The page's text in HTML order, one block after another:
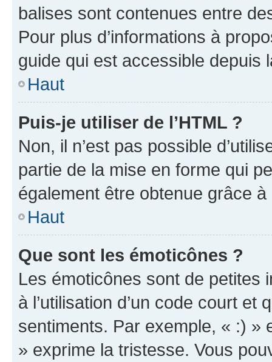
balises sont contenues entre
Pour plus d’informations à
guide qui est accessible depuis
Haut
Puis-je utiliser de l’HTML ?
Non, il n’est pas possible
partie de la mise en forme qui
également être obtenue grâce à
Haut
Que sont les émoticônes ?
Les émoticônes sont de petites
à l’utilisation d’un code court et
sentiments. Par exemple, « :) »
» exprime la tristesse. Vous